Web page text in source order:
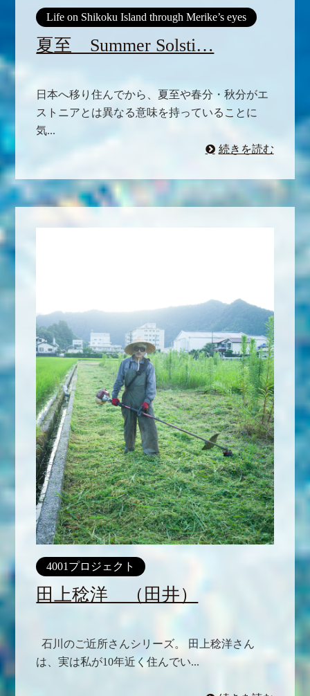
Life on Shikoku Island through Merike’s eyes
夏至 Summer Solsti…
日本へ移り住んでから、夏至や春分・秋分がエ
ストニアとは異なる意味を持っていることに
気...
続きを読む
4001プロジェクト
田上稔洋 （田井）
石川のご近所さんシリーズ。 田上稔洋さん
は、実は私が10年近く住んでい...